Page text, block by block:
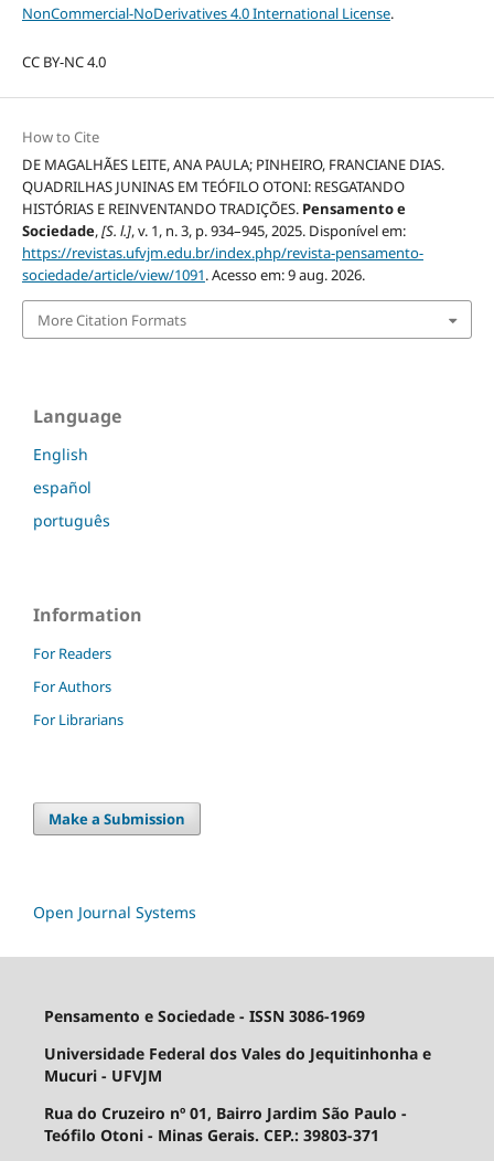
NonCommercial-NoDerivatives 4.0 International License.
CC BY-NC 4.0
How to Cite
DE MAGALHÃES LEITE, ANA PAULA; PINHEIRO, FRANCIANE DIAS.
QUADRILHAS JUNINAS EM TEÓFILO OTONI: RESGATANDO
HISTÓRIAS E REINVENTANDO TRADIÇÕES. Pensamento e
Sociedade,[S. l.], v. 1, n. 3, p. 934–945, 2025. Disponível em:
https://revistas.ufvjm.edu.br/index.php/revista-pensamento-
sociedade/article/view/1091. Acesso em: 9 aug. 2026.
More Citation Formats
Language
English
español
português
Information
For Readers
For Authors
For Librarians
Make a Submission
Open Journal Systems
Pensamento e Sociedade - ISSN 3086-1969
Universidade Federal dos Vales do Jequitinhonha e
Mucuri - UFVJM
Rua do Cruzeiro nº 01, Bairro Jardim São Paulo -
Teófilo Otoni - Minas Gerais. CEP.: 39803-371